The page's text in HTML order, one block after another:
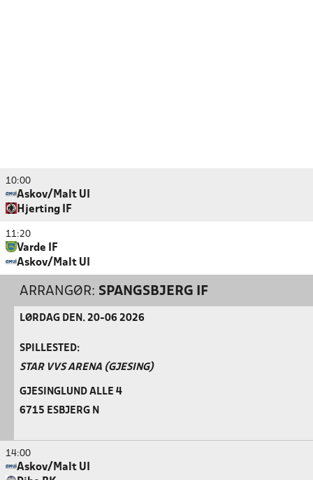
10:00
Askov/Malt UI
Hjerting IF
11:20
Varde IF
Askov/Malt UI
ARRANGØR: SPANGSBJERG IF
LØRDAG DEN. 20-06 2026
SPILLESTED:
STAR VVS ARENA (GJESING)
GJESINGLUND ALLE 4
6715 ESBJERG N
14:00
Askov/Malt UI